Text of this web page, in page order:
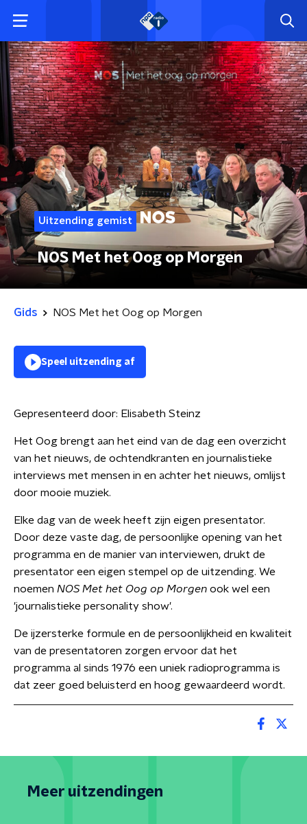
Uitzending gemist
NOS Met het Oog op Morgen
Gids NOS Met het Oog op Morgen
Speel uitzending af
Gepresenteerd door: Elisabeth Steinz
Het Oog brengt aan het eind van de dag een overzicht
van het nieuws, de ochtendkranten en journalistieke
interviews met mensen in en achter het nieuws, omlijst
door mooie muziek.
Elke dag van de week heeft zijn eigen presentator.
Door deze vaste dag, de persoonlijke opening van het
programma en de manier van interviewen, drukt de
presentator een eigen stempel op de uitzending. We
noemen NOS Met het Oog op Morgen ook wel een
'journalistieke personality show'.
De ijzersterke formule en de persoonlijkheid en kwaliteit
van de presentatoren zorgen ervoor dat het
programma al sinds 1976 een uniek radioprogramma is
dat zeer goed beluisterd en hoog gewaardeerd wordt.
Meer uitzendingen